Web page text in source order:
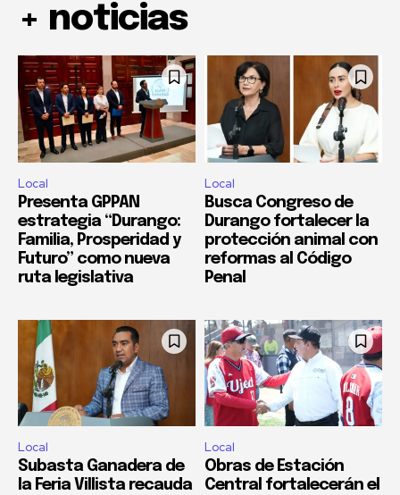
+ noticias
Local
Presenta GPPAN
estrategia “Durango:
Familia, Prosperidad y
Futuro” como nueva
ruta legislativa
Local
Busca Congreso de
Durango fortalecer la
protección animal con
reformas al Código
Penal
Local
Subasta Ganadera de
la Feria Villista recauda
Local
Obras de Estación
Central fortalecerán el